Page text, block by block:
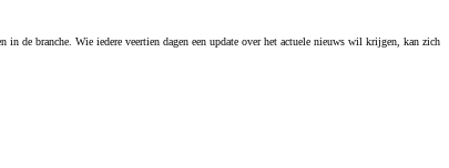
de branche. Wie iedere veertien dagen een update over het actuele nieuws wil krijgen, kan zich